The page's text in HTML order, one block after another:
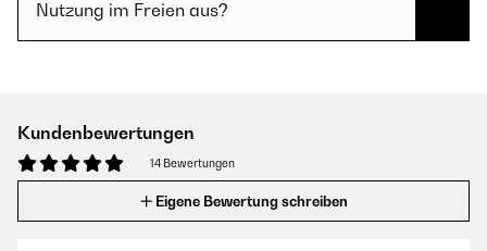
Nutzung im Freien aus?
Kundenbewertungen
14 Bewertungen
Eigene Bewertung schreiben